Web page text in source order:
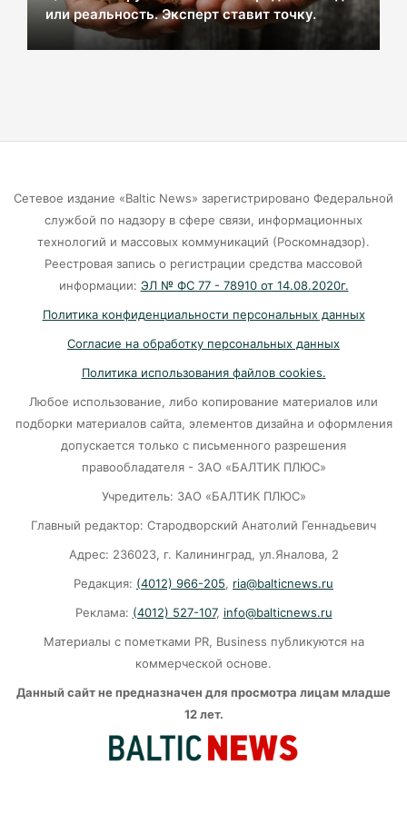
07-08-2026
яиц к Калининграду
07-08-2026
Сколько иностранцев еду в Россию?
07-08-2026
Порядка 3 тысяч калининградских семей
оплатили маткапиталом образование детей в
2026 году
Уголь, мазут, газ – что спасёт Калининград
история провала «Колобка»
07-08-2026
ВСУ хотели взорвать газовый терминал в
07-08-2026
или реальность. Эксперт ставит точку.
Сетевое издание «Baltic News» зарегистрировано Федеральной
службой по надзору в сфере связи, информационных
технологий и массовых коммуникаций (Роскомнадзор).
Реестровая запись о регистрации средства массовой
информации: ЭЛ № ФС 77 - 78910 от 14.08.2020г.
Политика конфиденциальности персональных данных
Согласие на обработку персональных данных
Политика использования файлов cookies.
Любое использование, либо копирование материалов или
подборки материалов сайта, элементов дизайна и оформления
допускается только с письменного разрешения
правообладателя - ЗАО «БАЛТИК ПЛЮС»
Учредитель: ЗАО «БАЛТИК ПЛЮС»
Главный редактор: Стародворский Анатолий Геннадьевич
Адрес: 236023, г. Калининград, ул.Яналова, 2
Редакция: (4012) 966-205, ria@balticnews.ru
Реклама: (4012) 527-107, info@balticnews.ru
Материалы с пометками PR, Business публикуются на
коммерческой основе.
Данный сайт не предназначен для просмотра лицам младше
12 лет.